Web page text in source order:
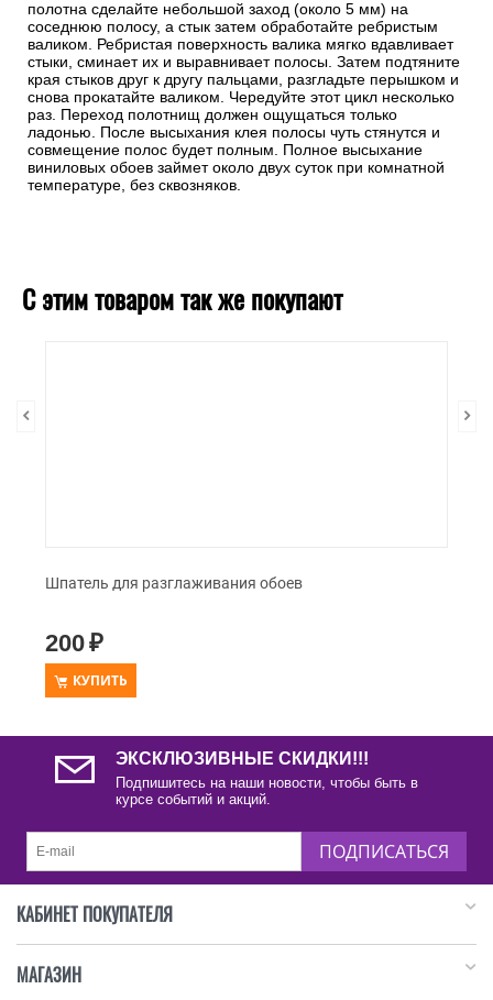
полотна сделайте небольшой заход (около 5 мм) на
соседнюю полосу, а стык затем обработайте ребристым
валиком. Ребристая поверхность валика мягко вдавливает
стыки, сминает их и выравнивает полосы. Затем подтяните
края стыков друг к другу пальцами, разгладьте перышком и
снова прокатайте валиком. Чередуйте этот цикл несколько
раз. Переход полотнищ должен ощущаться только
ладонью. После высыхания клея полосы чуть стянутся и
совмещение полос будет полным. Полное высыхание
виниловых обоев займет около двух суток при комнатной
температуре, без сквозняков.
С этим товаром так же покупают
Шпатель для разглаживания обоев
200₽
КУПИТЬ
ЭКСКЛЮЗИВНЫЕ СКИДКИ!!!
Подпишитесь на наши новости, чтобы быть в
курсе событий и акций.
ПОДПИСАТЬСЯ
КАБИНЕТ ПОКУПАТЕЛЯ
МАГАЗИН